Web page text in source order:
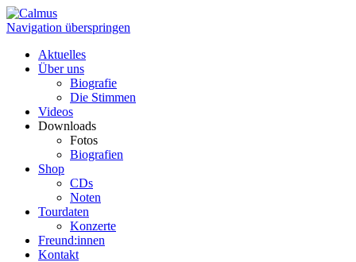
Navigation überspringen
Aktuelles
Über uns
Biografie
Die Stimmen
Videos
Downloads
Fotos
Biografien
Shop
CDs
Noten
Tourdaten
Konzerte
Freund:innen
Kontakt